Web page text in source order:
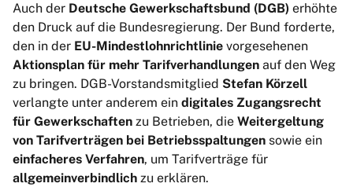
Auch der Deutsche Gewerkschaftsbund (DGB) erhöhte
den Druck auf die Bundesregierung. Der Bund forderte,
den in der EU-Mindestlohnrichtlinie vorgesehenen
Aktionsplan für mehr Tarifverhandlungen auf den Weg
zu bringen. DGB-Vorstandsmitglied Stefan Körzell
verlangte unter anderem ein digitales Zugangsrecht
für Gewerkschaften zu Betrieben, die Weitergeltung
von Tarifverträgen bei Betriebsspaltungen sowie ein
einfacheres Verfahren, um Tarifverträge für
allgemeinverbindlich zu erklären.